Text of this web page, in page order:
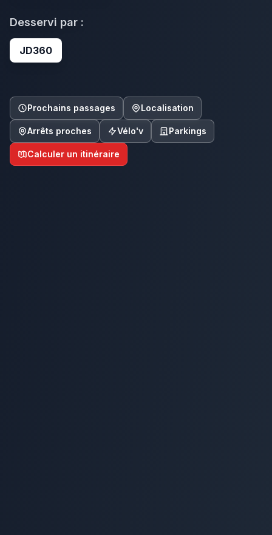
Desservi par :
JD360
Prochains passages Localisation
Arrêts proches Vélo'v Parkings
Calculer un itinéraire